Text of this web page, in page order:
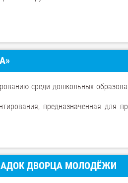
среди дошкольных
предназначенная для
ДВОРЦА МОЛОДЁЖИ